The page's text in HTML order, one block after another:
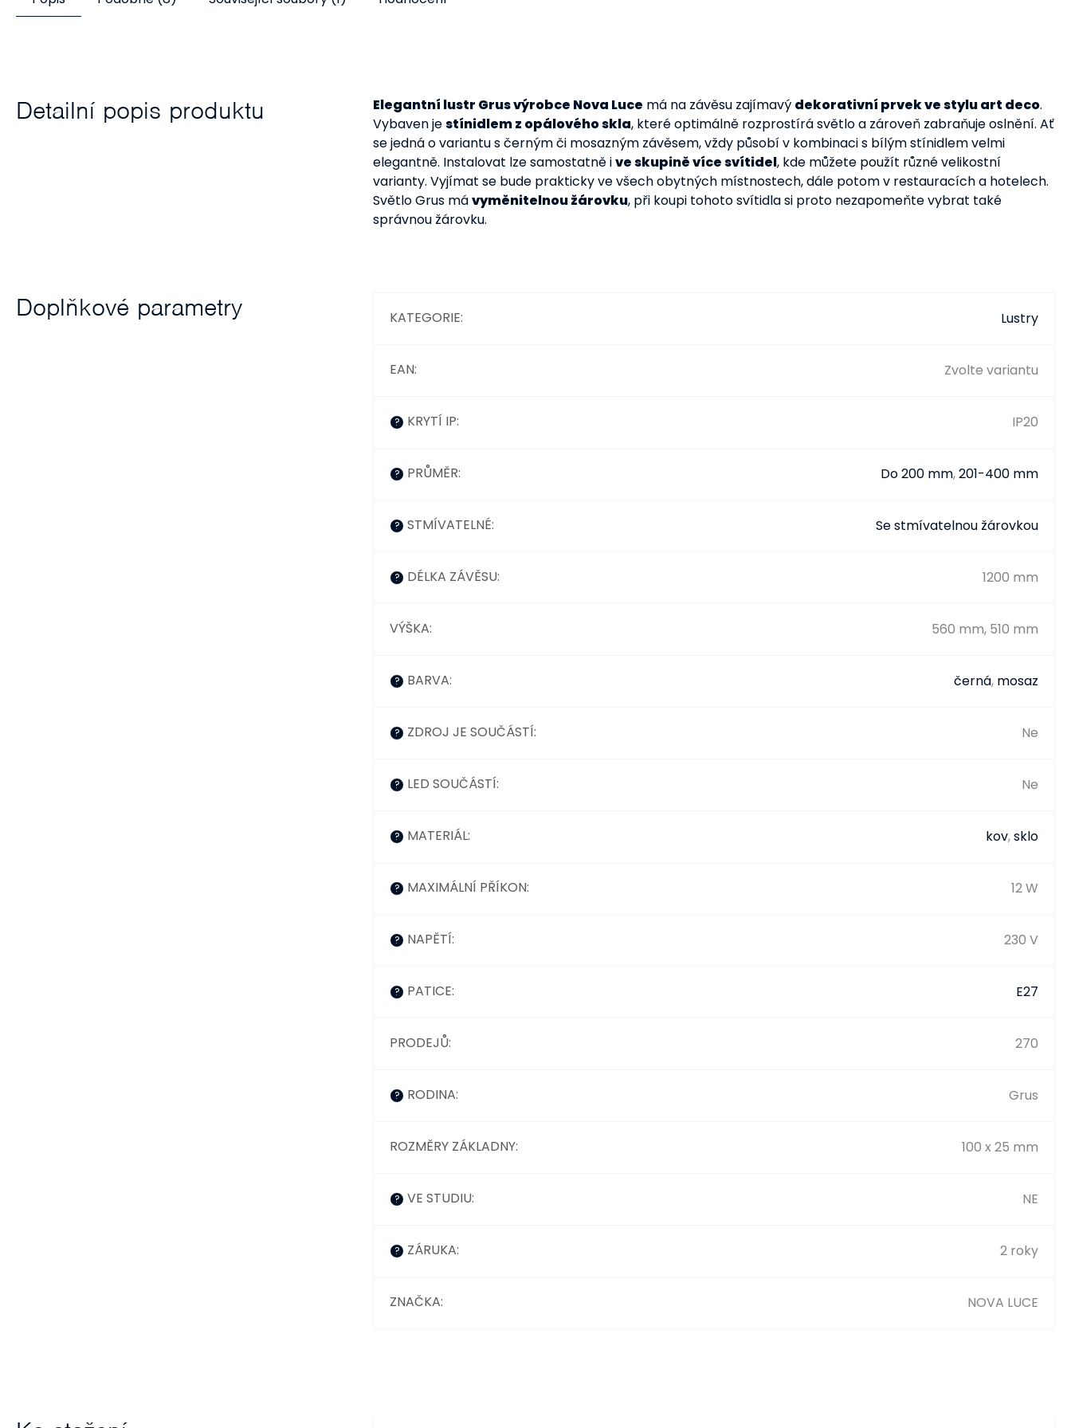
Detailní popis produktu Elegantní lustr Grus výrobce Nova Luce má na závěsu zajímavý dekorativní prvek ve stylu art deco.
Vybaven jestínidlem z opálového skla, které optimálně rozprostírá světlo a zároveň zabraňuje oslnění. Ať
se jedná o variantu s černým či mosazným závěsem, vždy působí v kombinaci s bílým stínidlem velmi
elegantně. Instalovat lze samostatně ive skupině více svítidel, kde můžete použít různé velikostní
varianty. Vyjímat se bude prakticky ve všech obytných místnostech, dále potom v restauracích a hotelech.
Světlo Grus mávyměnitelnou žárovku, při koupi tohoto svítidla si proto nezapomeňte vybrat také
správnou žárovku.
Doplňkové parametry KATEGORIE: Lustry
EAN: Zvolte variantu
? KRYTÍ IP: IP20
? PRŮMĚR: Do 200 mm,201-400 mm
? STMÍVATELNÉ: Se stmívatelnou žárovkou
? DÉLKA ZÁVĚSU: 1200 mm
VÝŠKA: 560 mm, 510 mm
? BARVA: černá, mosaz
? ZDROJ JE SOUČÁSTÍ: Ne
? LED SOUČÁSTÍ: Ne
? MATERIÁL: kov,sklo
? MAXIMÁLNÍ PŘÍKON: 12 W
? NAPĚTÍ: 230 V
? PATICE: E27
PRODEJŮ: 270
? RODINA: Grus
ROZMĚRY ZÁKLADNY: 100 x 25 mm
? VE STUDIU: NE
? ZÁRUKA: 2 roky
ZNAČKA: NOVA LUCE